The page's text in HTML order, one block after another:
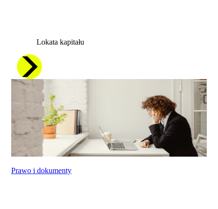
Lokata kapitału
Prawo i dokumenty